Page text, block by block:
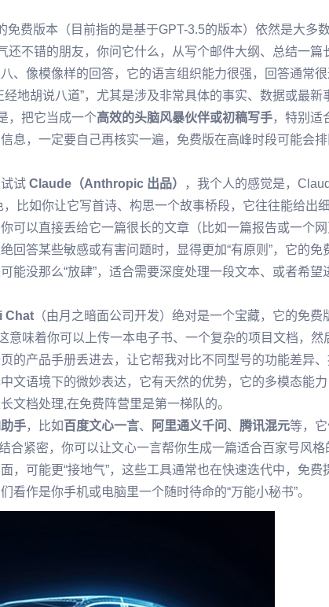
免费版本（目前指的是基于GPT-3.5的版本）依然是大多
不错的朋友，你问它什么，从写个邮件大纲、总结一篇
、像模像样的回答，它的语言组织能力很强，回答通常很
地胡说八道”，尤其是涉及非常具体的事实、数据或最新
，把它当成一个高效的头脑风暴伙伴或初稿写手，特别适
息，一定要自己再核实一遍，免费版在高峰时段可能会
试 Claude（Anthropic 出品）
，我个人的感觉是，
比如你让它写首诗、构思一个故事桥段，它往往能给出
可以直接丢给它一篇很长的文章（比如一篇报告或一个
回答某些敏感或有害问题时，显得更加“有原则”，它的免
能没那么“放肆”，适合需要深度处理一段文本、或者希望
Chat （由月之暗面公司开发）绝对是一个宝藏，它的免费
意味着你可以上传一本电子书、一个复杂的项目文档，然
的产品手册丢进去，让它帮我对比不同型号的功能差异
文语境下的微妙表达，它有天然的优势，它的多模态能力
文档处理,在免费阵营里是第一梯队的。
手，比如百度文心一言、 阿里通义千问 、 腾讯混元等，
合紧密，你可以让文心一言帮你生成一篇适合百家号风格
，可能更“接地气”，这些工具通常也在快速迭代中，免费
作是你手机或电脑里一个随时待命的“万能小秘书”。